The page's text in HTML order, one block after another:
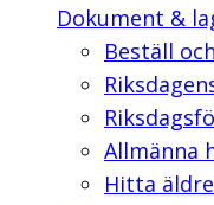
Dokument &
Beställ
Allmänna
Hitta